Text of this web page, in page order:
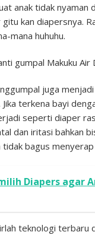
anak tidak nyaman
kan diapersnya.
mana huhuhu.
juga
terkena bayi
seperti diaper
dan iritasi bahkan
tidak bagus
Diapers agar
teknologi terbaru